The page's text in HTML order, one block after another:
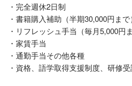
・完全週休2日制
・書籍購入補助（半期30,000円まで
・リフレッシュ手当（毎月5,000円ま
・家賃手当
・通勤手当その他各種
・資格、語学取得支援制度、研修